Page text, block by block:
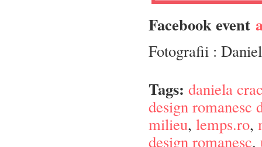
Facebook event
Fotografii :
Tags: daniela
design romanesc
milieu, lemps.ro,
design romanesc,